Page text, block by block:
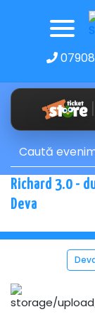
Richard 3.0 -
Deva